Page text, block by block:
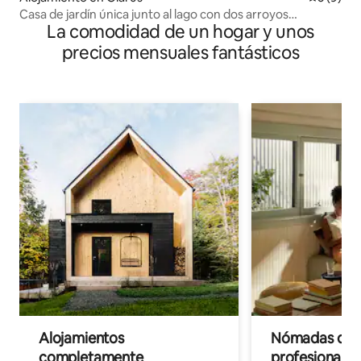
Casa de jardín única junto al lago con dos arroyos
cristalinos
La comodidad de un hogar y unos
precios mensuales fantásticos
Alojamientos
completamente
Nómadas